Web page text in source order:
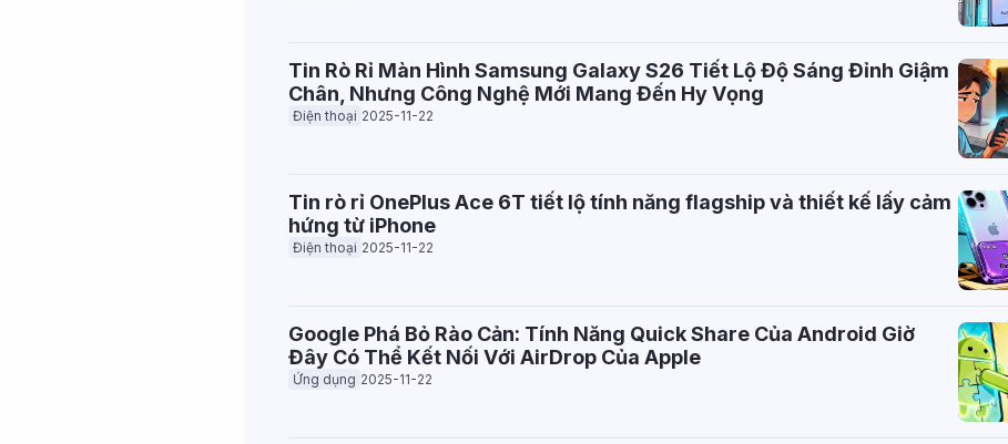
Tin Rò Rỉ Màn Hình Samsung Galaxy S26 Tiết Lộ Độ Sáng Đỉnh Giậm
Chân, Nhưng Công Nghệ Mới Mang Đến Hy Vọng
Điện thoại 2025-11-22
Tin rò rỉ OnePlus Ace 6T tiết lộ tính năng flagship và thiết kế lấy cảm
hứng từ iPhone
Điện thoại 2025-11-22
Google Phá Bỏ Rào Cản: Tính Năng Quick Share Của Android Giờ
Đây Có Thể Kết Nối Với AirDrop Của Apple
Ứng dụng 2025-11-22